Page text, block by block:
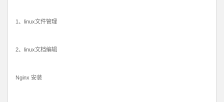
1、linux文件管理
2、linux文档编辑
Nginx 安装